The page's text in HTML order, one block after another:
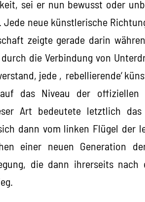
sei er nun bewusst oder
Jede neue künstlerische
zeigte gerade darin
die Verbindung von
jede ‚rebellierende‘
das Niveau der offiziellen
Art bedeutete letztlich
dann vom linken Flügel der
einer neuen Generation
die dann ihrerseits